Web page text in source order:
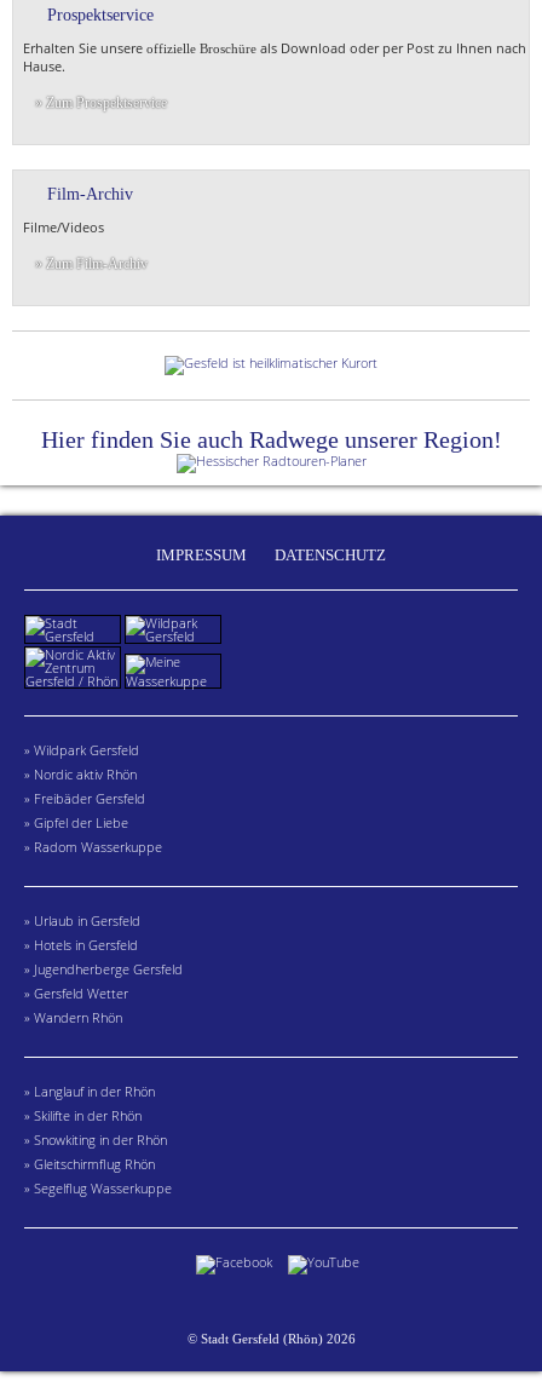
Prospektservice
Erhalten Sie unsere offizielle Broschüre als Download oder per Post zu Ihnen nach
Hause.
» Zum Prospektservice
Film-Archiv
Filme/Videos
» Zum Film-Archiv
Hier finden Sie auch Radwege unserer Region!
IMPRESSUM DATENSCHUTZ
» Wildpark Gersfeld
» Nordic aktiv Rhön
» Freibäder Gersfeld
» Gipfel der Liebe
» Radom Wasserkuppe
» Urlaub in Gersfeld
» Hotels in Gersfeld
» Jugendherberge Gersfeld
» Gersfeld Wetter
» Wandern Rhön
» Langlauf in der Rhön
» Skilifte in der Rhön
» Snowkiting in der Rhön
» Gleitschirmflug Rhön
» Segelflug Wasserkuppe
© Stadt Gersfeld (Rhön) 2026